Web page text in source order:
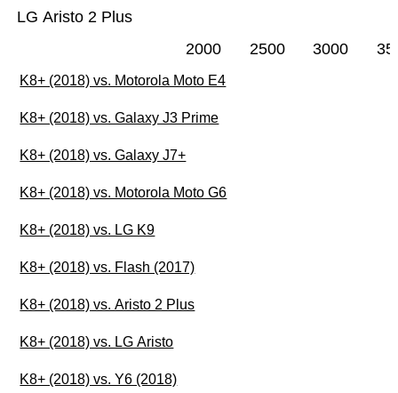
LG Aristo 2 Plus
2000 2500 3000
K8+ (2018) vs. Motorola Moto E4
K8+ (2018) vs. Galaxy J3 Prime
K8+ (2018) vs. Galaxy J7+
K8+ (2018) vs. Motorola Moto G6
K8+ (2018) vs. LG K9
K8+ (2018) vs. Flash (2017)
K8+ (2018) vs. Aristo 2 Plus
K8+ (2018) vs. LG Aristo
K8+ (2018) vs. Y6 (2018)